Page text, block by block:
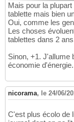
Mais pour la
tablette mais bien
Oui, comme les
Les choses
tablettes dans 2
Sinon, +1. J'allume
économie
nicorama, le 24/06/
C'est plus écolo de